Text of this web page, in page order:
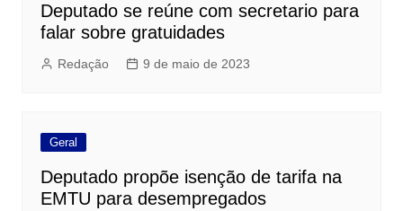
Deputado se reúne com secretario para
falar sobre gratuidades
Redação 9 de maio de 2023
Geral
Deputado propõe isenção de tarifa na
EMTU para desempregados